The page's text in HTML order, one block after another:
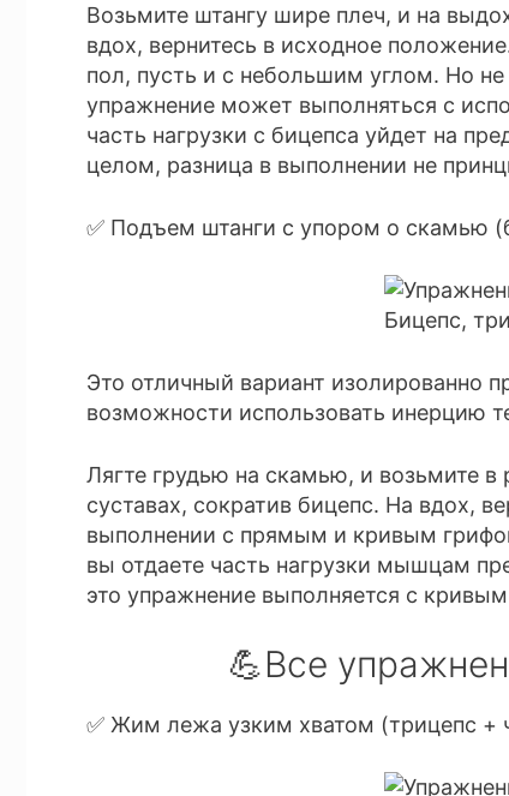
Возьмите штангу шире плеч, и на
вдох, вернитесь в исходное
пол, пусть и с небольшим углом. Но
упражнение может выполняться с
часть нагрузки с бицепса уйдет на
целом, разница в выполнении не
✅ Подъем штанги с упором о скамью
Это отличный вариант изолированно
возможности использовать инерцию
Лягте грудью на скамью, и возьмите в
суставах, сократив бицепс. На вдох,
выполнении с прямым и кривым
вы отдаете часть нагрузки мышцам
это упражнение выполняется с
💪Все
✅ Жим лежа узким хватом (трицепс